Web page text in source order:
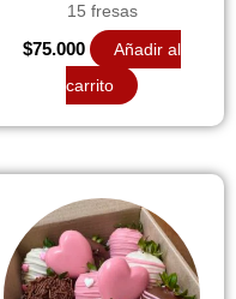
15 fresas
$75.000
Añadir al
carrito